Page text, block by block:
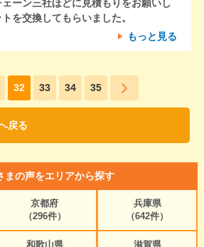
ーン三社ほどに見積もりをお願いし
を交換してもらいました。
もっと見る
32 33 34 35
戻る
まの声をエリアから探す
京都府
（296件）
兵庫県
（642件）
和歌山県
滋賀県